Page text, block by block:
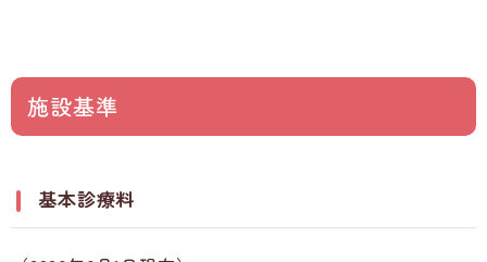
施設基準
基本診療料